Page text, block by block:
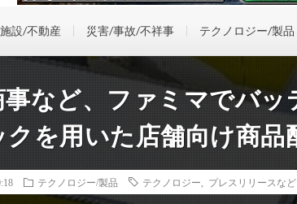
設/不動産 災害/事故/不祥事 テクノロジー/製品
など、ファミマでバッ
を用いた店舗向け商品
テクノロジー/製品 テクノロジー プレスリリースなど